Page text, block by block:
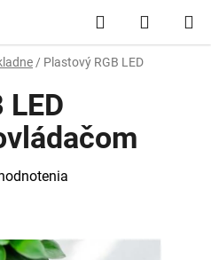
Hľadať
KOŠÍK
/ Plastový RGB LED
LED